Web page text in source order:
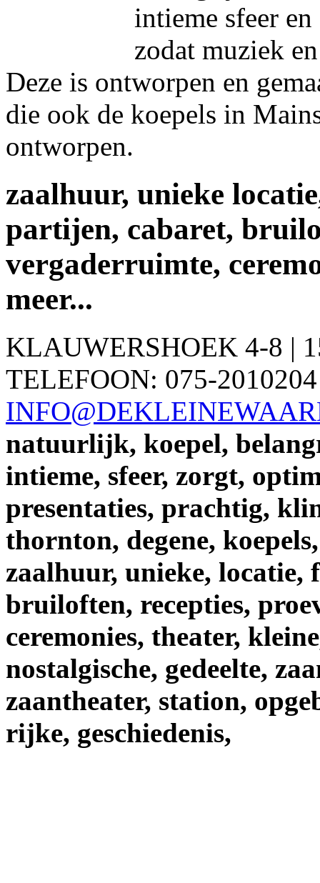
intieme sfeer
zodat muziek
Deze is ontworpen en
die ook de koepels in
ontworpen.
zaalhuur, unieke
partijen, cabaret,
vergaderruimte,
meer...
KLAUWERSHOEK 4-8 |
TELEFOON: 075-
natuurlijk, koepel,
intieme, sfeer, zorgt,
presentaties, prachtig,
thornton, degene, koepels,
zaalhuur, unieke, locatie,
bruiloften, recepties,
ceremonies, theater,
nostalgische, gedeelte,
zaantheater, station,
rijke, geschiedenis,